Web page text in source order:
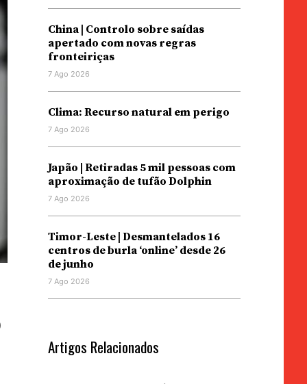
China | Controlo sobre saídas
apertado com novas regras
fronteiriças
7 Ago 2026
Clima: Recurso natural em perigo
7 Ago 2026
Japão | Retiradas 5 mil pessoas com
aproximação de tufão Dolphin
7 Ago 2026
Timor-Leste | Desmantelados 16
centros de burla ‘online’ desde 26
de junho
7 Ago 2026
Artigos Relacionados